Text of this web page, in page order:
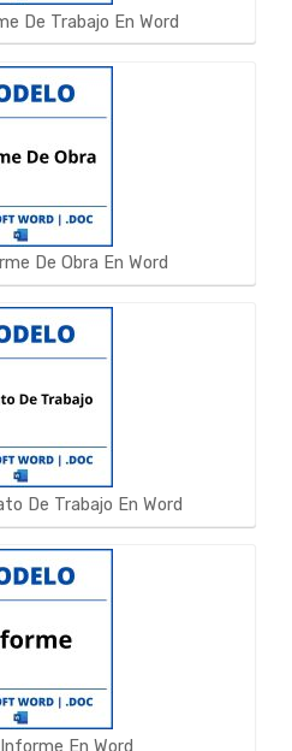
De Trabajo En Word
De Obra En Word
De Trabajo En Word
En Word